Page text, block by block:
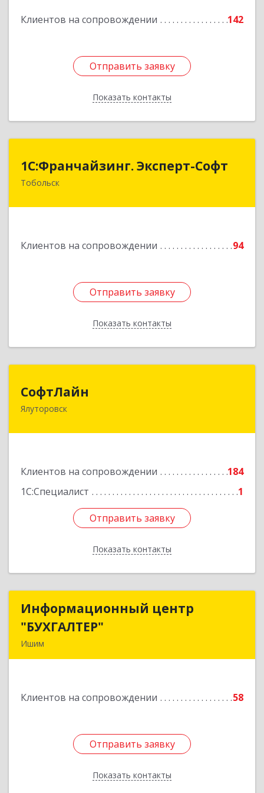
Клиентов на сопровождении 142
Отправить заявку
Показать контакты
Отправить заявку
Назад
1С:Франчайзинг. Эксперт-Софт
Тобольск
Клиентов на сопровождении 94
Отправить заявку
Показать контакты
1С:Франчайзинг. Эксперт-Софт
626150, Тюменская обл, Тобольск г, 7-й мкр,
Отправить заявку
Назад
СофтЛайн
Ялуторовск
Клиентов на сопровождении
184
1С:Специалист
1
Отправить заявку
Показать контакты
627010, Тюменская обл, Ялуторовский р-н,
Отправить заявку
Назад
Информационный центр
"БУХГАЛТЕР"
Ишим
Клиентов на сопровождении 58
Отправить заявку
Показать контакты
Информационный центр
Подробнее
Отправить заявку
Назад